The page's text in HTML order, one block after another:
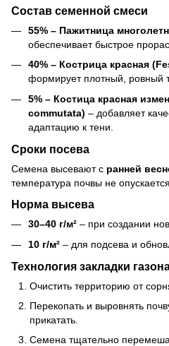
Состав семенной смеси
55% – Пажитница
обеспечивает быстрое
40% – Кострица красная
формирует плотный, ровный
5% – Костица красная
commutata) – добавляет
адаптацию к тени.
Сроки посева
Семена высевают с ранней
температура почвы не
Норма высева
30–40 г/м² – при создании
10 г/м² – для подсева и
Технология закладки газона
Очистить территорию от
Перекопать и выровнять
прикатать.
Семена тщательно